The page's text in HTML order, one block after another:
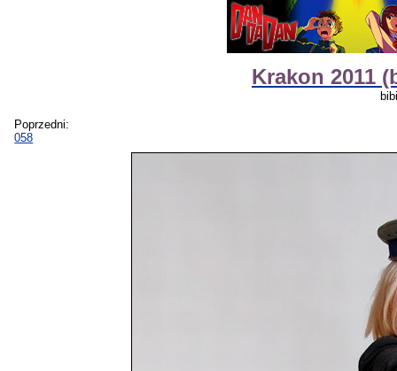
Krakon 2011
Poprzedni:
058